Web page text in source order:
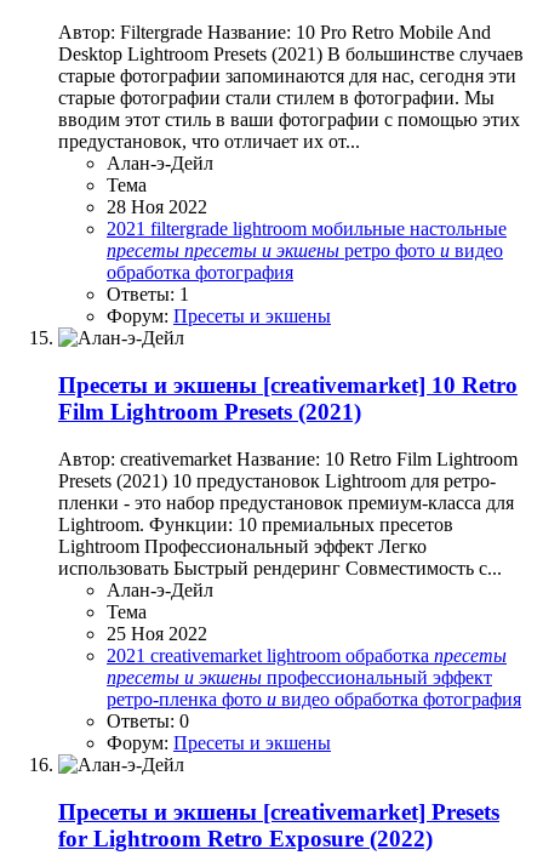
Автор: Filtergrade Название: 10 Pro Retro Mobile And
Desktop Lightroom Presets (2021) В большинстве случаев
старые фотографии запоминаются для нас, сегодня эти
старые фотографии стали стилем в фотографии. Мы
вводим этот стиль в ваши фотографии с помощью этих
предустановок, что отличает их от...
Алан-э-Дейл
Тема
28 Ноя 2022
2021 filtergrade lightroom мобильные настольные
пресеты пресеты и экшены ретро фото и видео
обработка фотография
Ответы: 1
Форум: Пресеты и экшены
Пресеты и экшены [creativemarket] 10 Retro
Film Lightroom Presets (2021)
Автор: creativemarket Название: 10 Retro Film Lightroom
Presets (2021) 10 предустановок Lightroom для ретро-
пленки - это набор предустановок премиум-класса для
Lightroom. Функции: 10 премиальных пресетов
Lightroom Профессиональный эффект Легко
использовать Быстрый рендеринг Совместимость с...
Алан-э-Дейл
Тема
25 Ноя 2022
2021 creativemarket lightroom обработка пресеты
пресеты и экшены профессиональный эффект
ретро-пленка фото и видео обработка фотография
Ответы: 0
Форум: Пресеты и экшены
Пресеты и экшены [creativemarket] Presets
for Lightroom Retro Exposure (2022)